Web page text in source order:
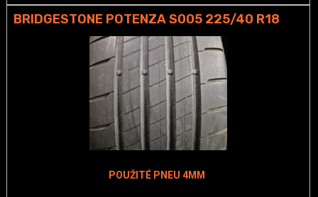
BRIDGESTONE POTENZA S005 225/40 R18
POUŽITÉ PNEU 4MM